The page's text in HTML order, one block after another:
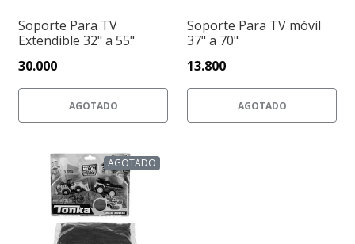
Soporte Para TV
Extendible 32" a 55"
30.000
AGOTADO
Soporte Para TV móvil
37" a 70"
13.800
AGOTADO
AGOTADO